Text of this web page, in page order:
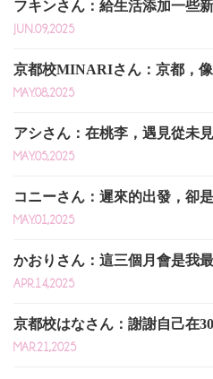
フキンさん：給生活添加一些
JUN.09,2025
京都校MINARIさん：京都，
MAY.08,2025
アシさん：在桃李，遇見從未
MAY.05,2025
コニーさん：遲來的出發，卻
MAY.01,2025
かおりさん：這三個月會是我
APR.14,2025
京都校はなさん：謝謝自己在
MAR.21,2025